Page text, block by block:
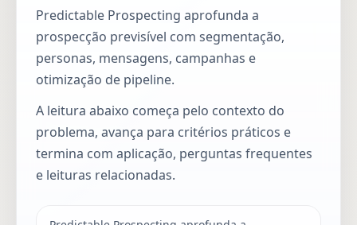
Predictable Prospecting aprofunda a
prospecção previsível com segmentação,
personas, mensagens, campanhas e
otimização de pipeline.
A leitura abaixo começa pelo contexto do
problema, avança para critérios práticos e
termina com aplicação, perguntas frequentes
e leituras relacionadas.